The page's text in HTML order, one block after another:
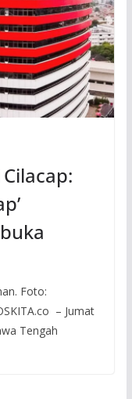
Foto:
– Jumat
Tengah